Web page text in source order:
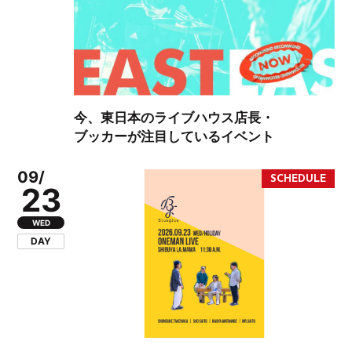
今、東日本のライブハウス店長・
ブッカーが注目しているイベント
09/
23
WED
DAY